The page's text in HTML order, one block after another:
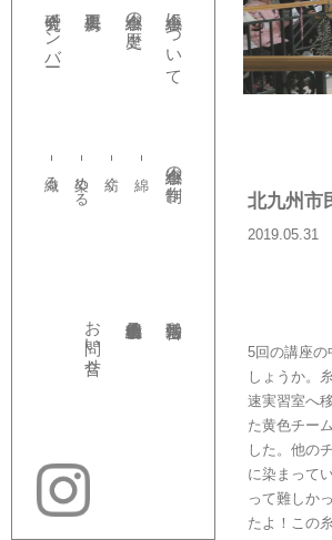
小倉織について
小倉織の歴史
研究会メンバー
小倉織の制作
紡ぐ
染める
織る
お問い合せ
北九州
2019.05.31
5回の講座の
しょうか。
速実習室へ
た黄色チー
した。他の
に染まって
って難しか
たよ！この